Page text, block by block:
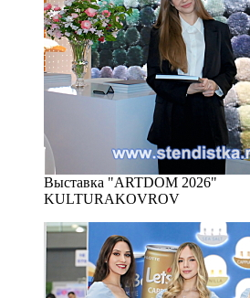
Выставка "ARTDOM 2026"
KULTURAKOVROV